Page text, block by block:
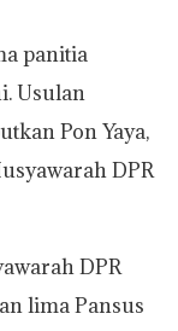
panitia
Usulan
Pon Yaya,
DPR
DPR
lima Pansus